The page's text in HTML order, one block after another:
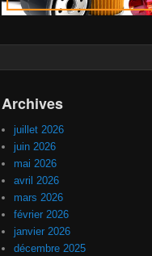
Archives
juillet 2026
juin 2026
mai 2026
avril 2026
mars 2026
février 2026
janvier 2026
décembre 2025